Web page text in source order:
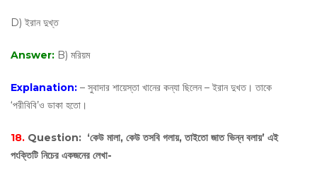
D) ইরান দুখ্‌ত
Answer: B) মরিয়ম
Explanation: – সুবাদার শায়েস্তা খানের কন্যা ছিলেন – ইরান দুখত। তাকে
‘পরীবিবি’ও ডাকা হতো।
18. Question: ‘কেউ মালা, কেউ তসবি গলায়, তাইতো জাত ভিন্ন বলায়’ এই
পংক্তিটি নিচের একজনের লেখা-